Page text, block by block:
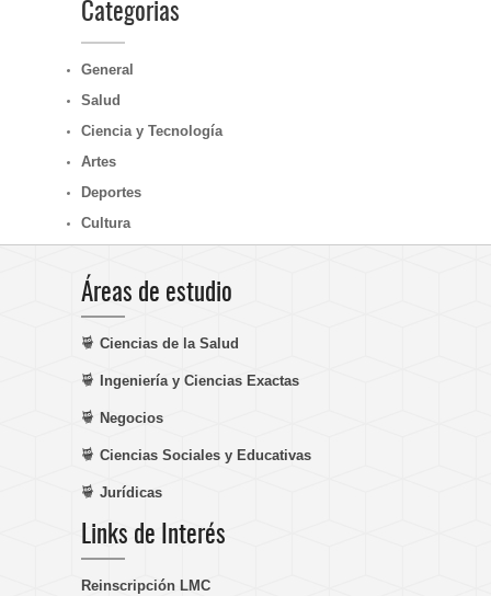
Categorias
General
Salud
Ciencia y Tecnología
Artes
Deportes
Cultura
Áreas de estudio
Ciencias de la Salud
Ingeniería y Ciencias Exactas
Negocios
Ciencias Sociales y Educativas
Jurídicas
Links de Interés
Reinscripción LMC